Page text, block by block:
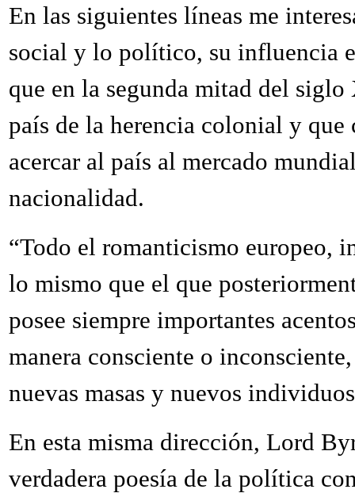
En las siguientes líneas me
social y lo político, su influencia
que en la segunda mitad del
país de la herencia colonial y
acercar al país al mercado
nacionalidad.
“Todo el romanticismo europeo,
lo mismo que el que
posee siempre importantes
manera consciente o
nuevas masas y nuevos
En esta misma dirección, Lord
verdadera poesía de la política